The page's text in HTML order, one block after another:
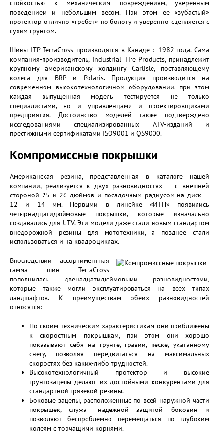
стойкостью к механическим повреждениям, уверенным
поведением и небольшим весом. При этом ее «зубастый»
протектор отлично «гребет» по болоту и уверенно сцепляется с
сухим грунтом.
Шины ITP TerraCross производятся в Канаде с 1982 года. Сама
компания-производитель, Industrial Tire Products, принадлежит
крупному американскому холдингу Carlisle, поставляющему
колеса для BRP и Polaris. Продукция производится на
современном высокотехнологичном оборудовании, при этом
каждая выпущенная модель тестируется не только
специалистами, но и управленцами и проектировщиками
предприятия. Достоинство моделей также подтверждено
исследованиями специализированных ATV-изданий и
престижными сертификатами ISO9001 и QS9000.
Компромиссные покрышки
Американская резина, представленная в каталоге нашей
компании, реализуется в двух разновидностях — с внешней
стороной 25 и 26 дюймов и посадочным радиусом на диск —
12 и 14 мм. Первыми в линейке «ИТП» появились
четырнадцатидюймовые покрышки, которые изначально
создавались для UTV. Эти модели даже стали новым стандартом
внедорожной резины для мототехники, а позднее стали
использоваться и на квадроциклах.
Впоследствии ассортиментная
гамма шин TerraCross
пополнилась двенадцатидюймовыми разновидностями,
которые также могли эксплуатироваться на всех типах
ландшафтов. К преимуществам обеих разновидностей
относятся:
По своим техническим характеристикам они приближены
к скоростным покрышкам, при этом они хорошо
показывают себя на грунте, гравии, песке, укатанному
снегу, позволяя передвигаться на максимальных
скоростях без каких-либо трудностей.
Высокотехнологичный протектор и высокие
грунтозацепы делают их достойными конкурентами для
стандартной грязевой резины.
Боковые зацепы, расположенные по всей наружной части
покрышек, служат надежной защитой боковин и
позволяют беспроблемно перемещаться по глубоким
колеям с торчащими корнями.